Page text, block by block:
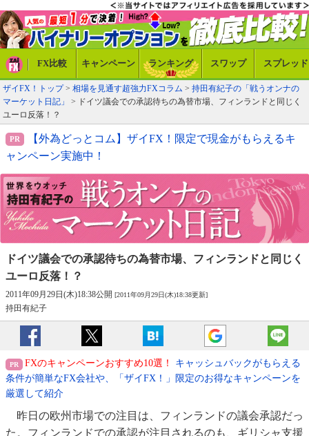
FX比較 キャンペーン ランキング スワップ スプレッド
ザイFX！トップ> 相場を見通す超強力FXコラム > 持田有紀子の「戦うオンナの
マーケット日記」
> ドイツ議会での承認待ちの為替市場、フィンランドと同じく
ユーロ反落！？
【外為どっとコム】ザイFX！限定で現金がもらえるキ
ャンペーン実施中！
ドイツ議会での承認待ちの為替市場、 フィンランドと同じく
ユーロ反落！？
2011年09月29日(木)18:38公開 [2011年09月29日(木)18:38更新]
持田有紀子
FXのキャンペーンおすすめ10選！
キャッシュバックがもらえる
条件が簡単なFX会社や、「ザイFX！」限定のお得なキャンペーンを
厳選して紹介
昨日の欧州市場での注目は、フィンランドの議会承認だっ
た。フィンランドでの承認が注目されるのも、ギリシャ支援